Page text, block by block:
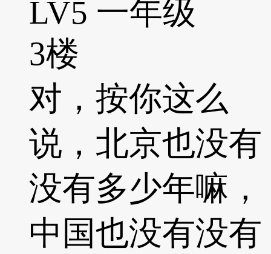
LV5 一年级
3楼
对，按你这么
说，北京也没有
没有多少年嘛，
中国也没有没有